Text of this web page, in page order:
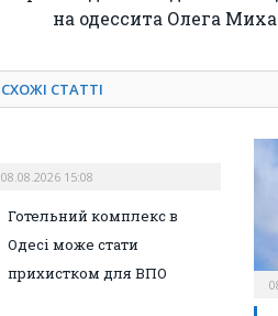
на одессита Олега
СХОЖІ СТАТТІ
08.08.2026 15:08
Готельний комплекс в
Одесі може стати
прихистком для ВПО